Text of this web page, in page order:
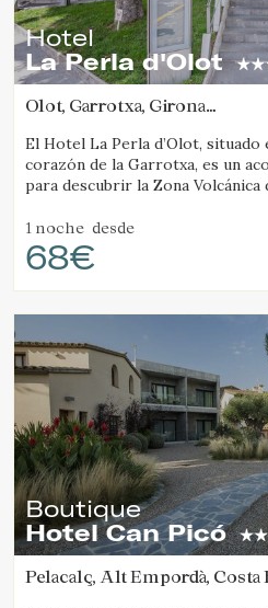
Hotel
La Perla d'Olot
Olot, Garrotxa, Girona
El Hotel La Perla d’Olot, situado
corazón de la Garrotxa, es un
para descubrir la Zona
1 noche desde
68€
Boutique
Hotel Can Picó
Pelacalç, Alt Empordà, Costa